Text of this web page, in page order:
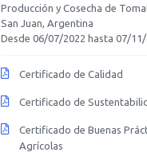
Producción y Cosecha de
San Juan, Argentina
Desde 06/07/2022 hasta 07/11/
Certificado de Calidad
Certificado de
Certificado de Buenas
Agrícolas